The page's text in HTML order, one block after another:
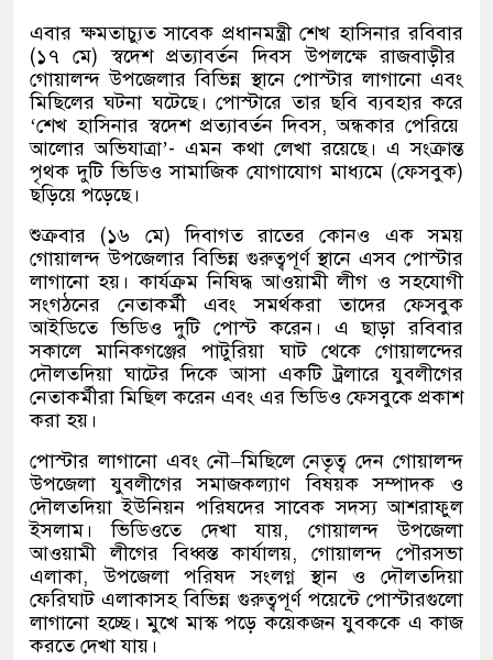
এবার ক্ষমতাচ্যুত সাবেক প্রধানমন্ত্রী শেখ হাসিনার রবিবার
(১৭ মে)স্বদেশ প্রত্যাবর্তন দিবস উপলক্ষে রাজবাড়ীর
গোয়ালন্দ উপজেলার বিভিন্ন স্থানে পোস্টার লাগানো এবং
মিছিলের ঘটনা ঘটেছে। পোস্টারে তার ছবি ব্যবহার করে
‘শেখ হাসিনার স্বদেশ প্রত্যাবর্তন দিবস,অন্ধকার পেরিয়ে
আলোর অভিযাত্রা’- এমন কথা লেখা রয়েছে। এ সংক্রান্ত
পৃথক দুটি ভিডিও সামাজিক যোগাযোগ মাধ্যমে (ফেসবুক)
ছড়িয়ে পড়েছে।
শুক্রবার (১৬ মে)দিবাগত রাতের কোনও এক সময়
গোয়ালন্দ উপজেলার বিভিন্ন গুরুত্বপূর্ণ স্থানে এসব পোস্টার
লাগানো হয়। কার্যক্রম নিষিদ্ধ আওয়ামী লীগ ও সহযোগী
সংগঠনের নেতাকর্মী এবং সমর্থকরা তাদের ফেসবুক
আইডিতে ভিডিও দুটি পোস্ট করেন। এ ছাড়া রবিবার
সকালে মানিকগঞ্জের পাটুরিয়া ঘাট থেকে গোয়ালন্দের
দৌলতদিয়া ঘাটের দিকে আসা একটি ট্রলারে যুবলীগের
নেতাকর্মীরা মিছিল করেন এবং এর ভিডিও ফেসবুকে প্রকাশ
করা হয়।
পোস্টার লাগানো এবং নৌ–মিছিলে নেতৃত্ব দেন গোয়ালন্দ
উপজেলা যুবলীগের সমাজকল্যাণ বিষয়ক সম্পাদক ও
দৌলতদিয়া ইউনিয়ন পরিষদের সাবেক সদস্য আশরাফুল
ইসলাম। ভিডিওতে দেখা যায়, গোয়ালন্দ উপজেলা
আওয়ামী লীগের বিধ্বস্ত কার্যালয়,গোয়ালন্দ পৌরসভা
এলাকা,উপজেলা পরিষদ সংলগ্ন স্থান ও দৌলতদিয়া
ফেরিঘাট এলাকাসহ বিভিন্ন গুরুত্বপূর্ণ পয়েন্টে পোস্টারগুলো
লাগানো হচ্ছে। মুখে মাস্ক পড়ে কয়েকজন যুবককে এ কাজ
করতে দেখা যায়।